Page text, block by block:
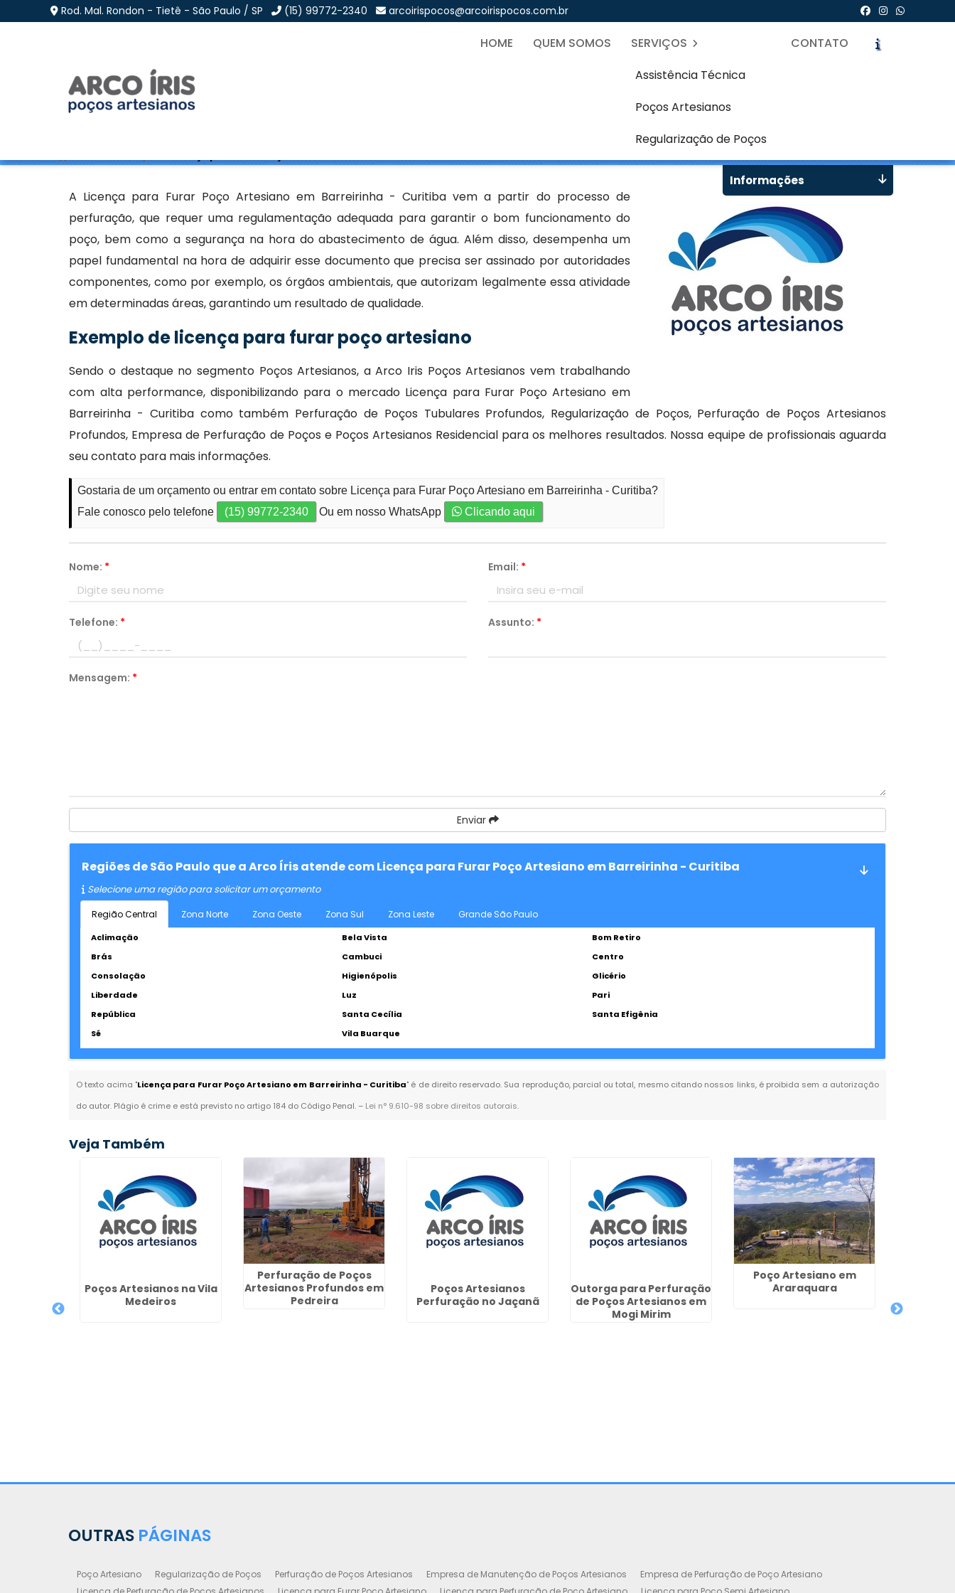
Rod. Mal. Rondon - Tietê - São Paulo / SP (15) 99772-2340 arcoirispocos@arcoirispocos.com.br
HOME QUEM SOMOS
SERVIÇOS
Assistência Técnica
Poços Artesianos
Regularização de Poços
CONTATO
Licença para Furar Poço Artesiano em Barreirinha - Curitiba
A Licença para Furar Poço Artesiano em Barreirinha - Curitiba vem a partir do processo de
perfuração, que requer uma regulamentação adequada para garantir o bom funcionamento do
poço, bem como a segurança na hora do abastecimento de água. Além disso, desempenha um
papel fundamental na hora de adquirir esse documento que precisa ser assinado por autoridades
componentes, como por exemplo, os órgãos ambientais, que autorizam legalmente essa atividade
em determinadas áreas, garantindo um resultado de qualidade.
Exemplo de licença para furar poço artesiano
Sendo o destaque no segmento Poços Artesianos, a Arco Iris Poços Artesianos vem trabalhando
com alta performance, disponibilizando para o mercado Licença para Furar Poço Artesiano em
Barreirinha - Curitiba como também Perfuração de Poços Tubulares Profundos, Regularização de Poços, Perfuração de Poços Artesianos
Profundos, Empresa de Perfuração de Poços e Poços Artesianos Residencial para os melhores resultados. Nossa equipe de profissionais aguarda
seu contato para mais informações.
Gostaria de um orçamento ou entrar em contato sobre Licença para Furar Poço Artesiano em Barreirinha - Curitiba?
Fale conosco pelo telefone
(15) 99772-2340 Ou em nosso WhatsApp Clicando aqui
Nome: * Email: *
Telefone: * Assunto: *
Mensagem: *
Enviar
Regiões de São Paulo que a Arco Íris atende com Licença para Furar Poço Artesiano em Barreirinha - Curitiba
Selecione uma região para solicitar um orçamento
Região Central Zona Norte Zona Oeste Zona Sul Zona Leste Grande São Paulo
Aclimação Bela Vista
Bom Retiro
Brás
Cambuci
Centro
Consolação
Higienópolis
Glicério
Liberdade
Luz
Pari
República
Santa Cecília
Santa Efigênia
Sé
Vila Buarque
O texto acima "Licença para Furar Poço Artesiano em Barreirinha - Curitiba" é de direito reservado. Sua reprodução, parcial ou total, mesmo citando nossos links, é proibida sem a autorização
do autor. Plágio é crime e está previsto no artigo 184 do Código Penal. – Lei n° 9.610-98 sobre direitos autorais.
Informações
Veja Também
Poços Artesianos na Vila
Medeiros
Perfuração de Poços
Artesianos Profundos em
Pedreira
Poços Artesianos
Perfuração no Jaçanã
Outorga para Perfuração
de Poços Artesianos em
Mogi Mirim
Poço Artesiano em
Araraquara
OUTRAS PÁGINAS
Poço Artesiano Regularização de Poços Perfuração de Poços Artesianos Empresa de Manutenção de Poços Artesianos
Empresa de Perfuração de Poço Artesiano